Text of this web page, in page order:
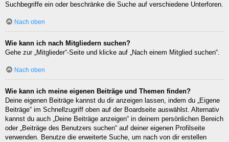
Suchbegriffe ein oder beschränke die Suche auf verschiedene Unterforen.
Nach oben
Wie kann ich nach Mitgliedern suchen?
Gehe zur „Mitglieder“-Seite und klicke auf „Nach einem Mitglied suchen“.
Nach oben
Wie kann ich meine eigenen Beiträge und Themen finden?
Deine eigenen Beiträge kannst du dir anzeigen lassen, indem du „Eigene
Beiträge“ im Schnellzugriff oben auf der Boardseite auswählst. Alternativ
kannst du auch „Deine Beiträge anzeigen“ in deinem persönlichen Bereich
oder „Beiträge des Benutzers suchen“ auf deiner eigenen Profilseite
verwenden. Benutze die erweiterte Suche, um nach von dir erstellen